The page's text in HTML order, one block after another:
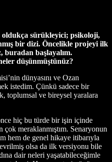
sürükleyici; psikoloji,
bir dizi. Öncelikle projeyi ilk
buradan başlayalım.
düşünmüştünüz?
dünyasını ve Ozan
istedim. Çünkü sadece bir
toplumsal ve bireysel yaralara
hiç bu türde bir işin içinde
çok meraklanmıştım. Senaryonun
hem de genel hikaye itibarıyla
olsa da ilk versiyonu bile
dair neleri yaşatabileceğimle